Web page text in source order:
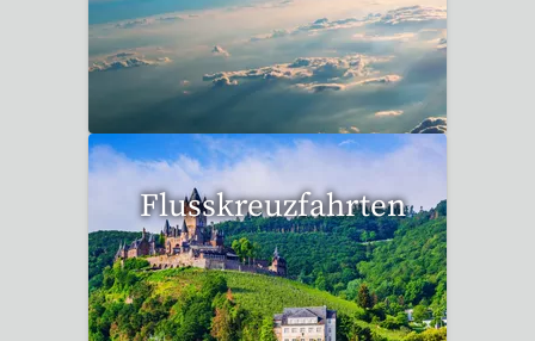
15 Reisen gefunden
Flusskreuzfahrten